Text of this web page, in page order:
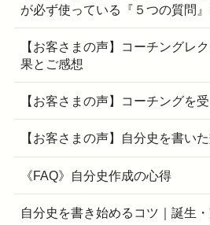
が必ず使っている『５つの質問
【お客さまの声】コーチングレ
果とご感想
【お客さまの声】コーチングを
【お客さまの声】自分史を書い
《FAQ》自分史作成の心得
自分史を書き始めるコツ｜誕生